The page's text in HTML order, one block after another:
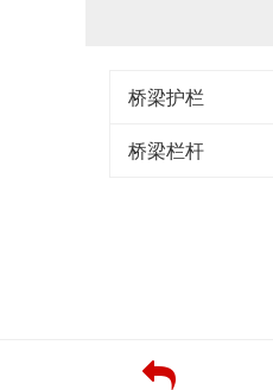
桥梁护栏
桥梁栏杆